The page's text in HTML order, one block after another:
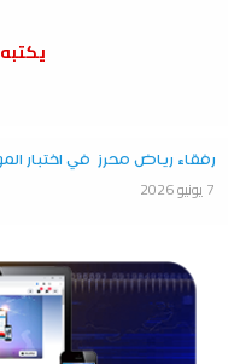
رفقاء رياض محرز في اختبار
7 يونيو 2026